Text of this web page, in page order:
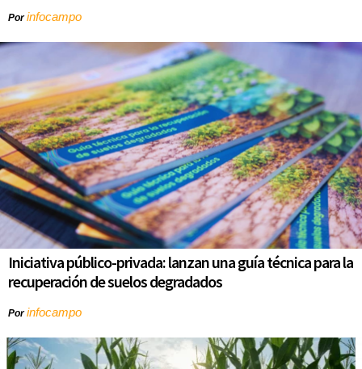
Porinfocampo
Iniciativa público-privada: lanzan una guía técnica para la
recuperación de suelos degradados
Porinfocampo